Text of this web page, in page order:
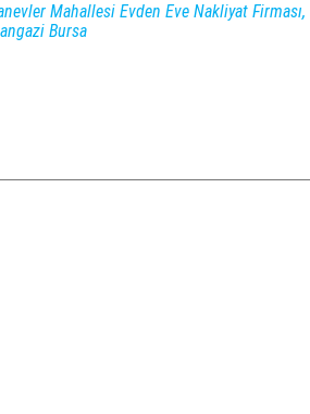
Mahallesi Evden Eve Nakliyat Firması,
Bursa